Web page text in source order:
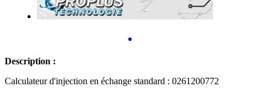
•
Description :
Calculateur d'injection en échange standard : 0261200772